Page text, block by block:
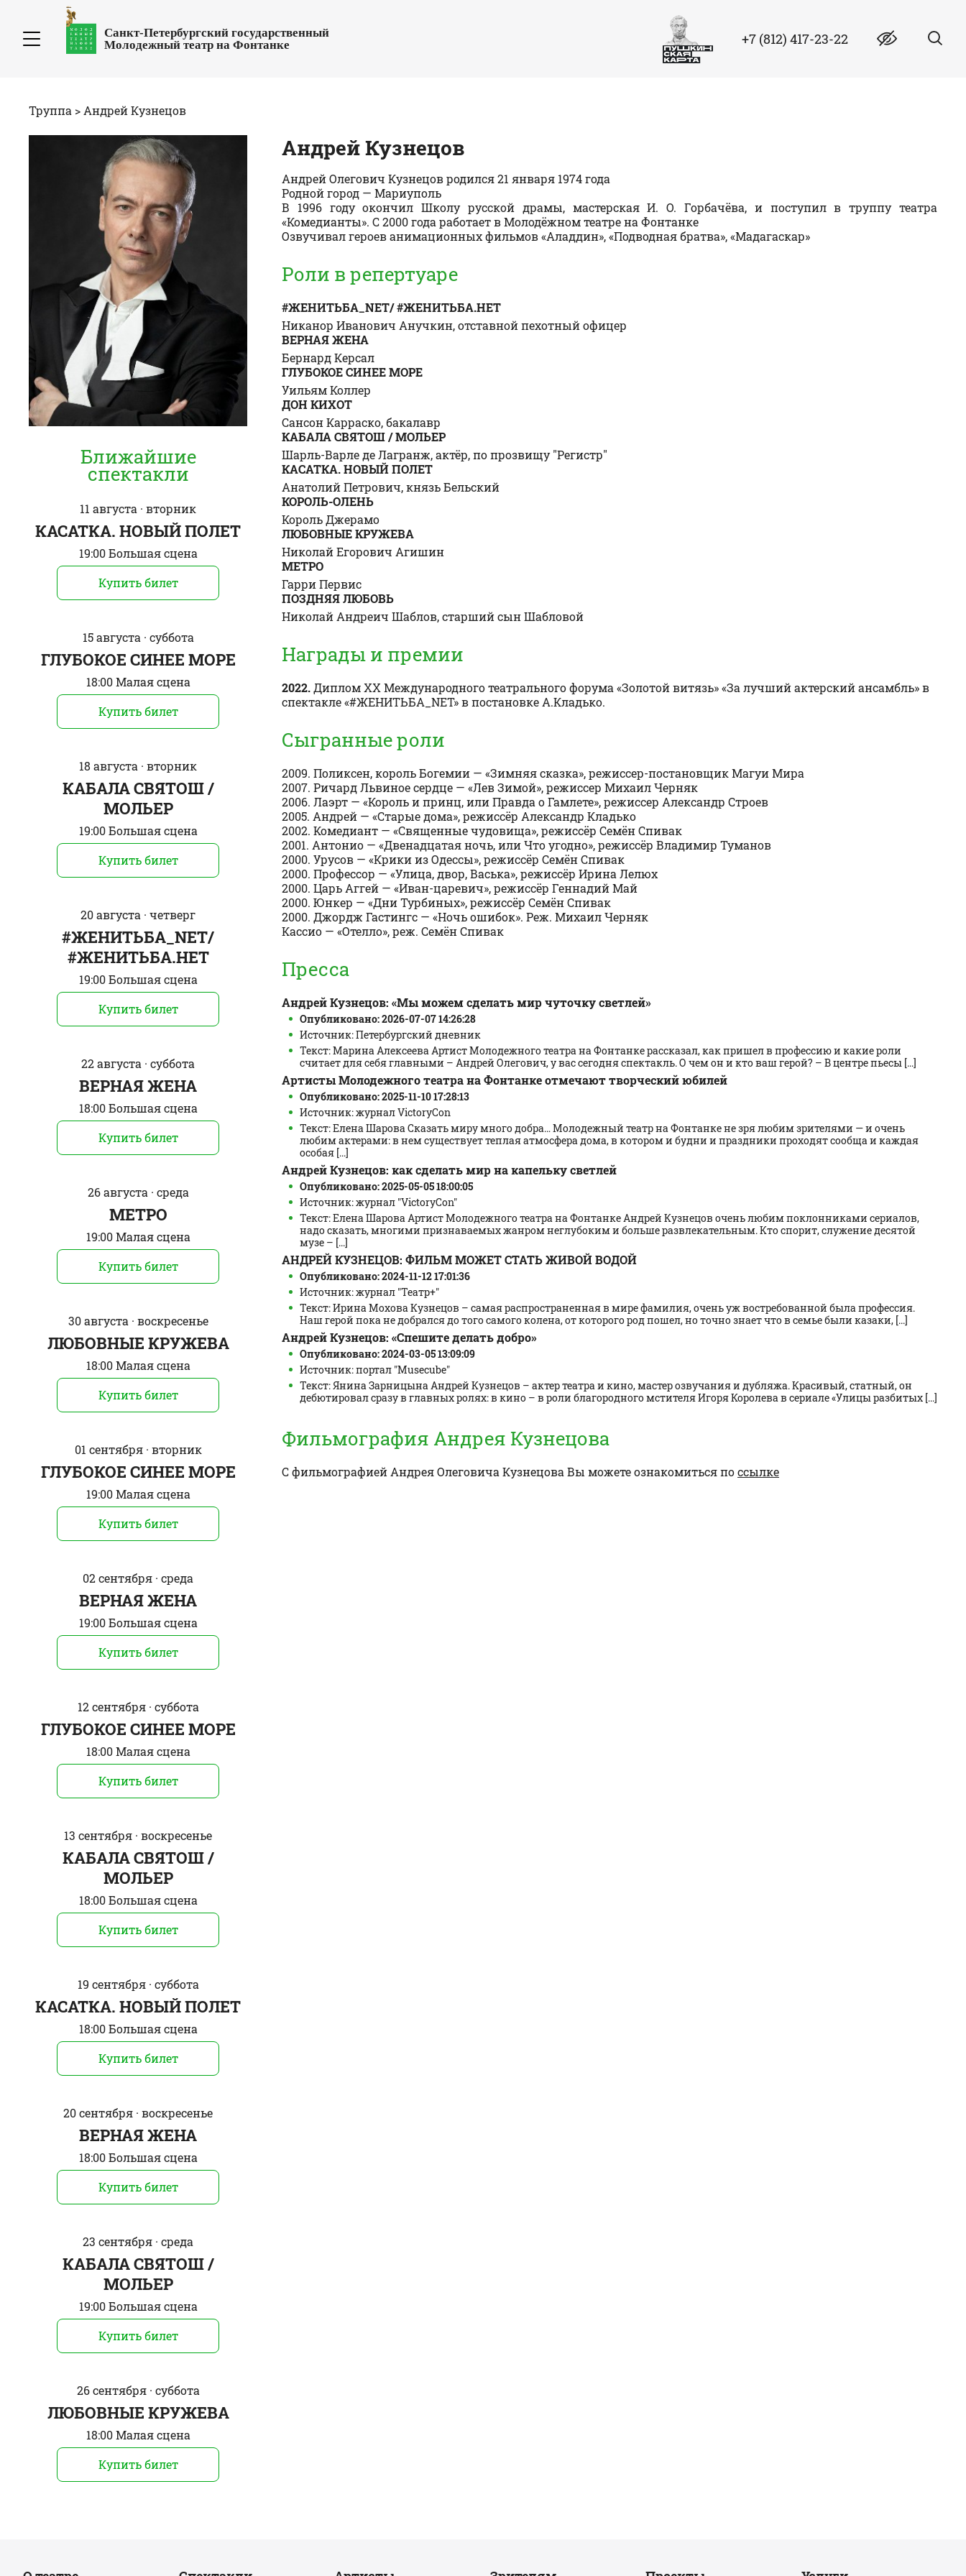
Санкт-Петербургский государственный
Молодежный театр на Фонтанке
+7 (812) 417-23-22
Труппа > АндрейКузнецов
Ближайшие
спектакли
11 августа · вторник
КАСАТКА. НОВЫЙ ПОЛЕТ
19:00 Большая сцена
Купить билет
15 августа · суббота
ГЛУБОКОЕ СИНЕЕ МОРЕ
18:00 Малая сцена
Купить билет
18 августа · вторник
КАБАЛА СВЯТОШ /
МОЛЬЕР
19:00 Большая сцена
Купить билет
20 августа · четверг
#ЖЕНИТЬБА_NET/
#ЖЕНИТЬБА.НЕТ
19:00 Большая сцена
Купить билет
22 августа · суббота
ВЕРНАЯ ЖЕНА
18:00 Большая сцена
Купить билет
26 августа · среда
МЕТРО
19:00 Малая сцена
Купить билет
30 августа · воскресенье
ЛЮБОВНЫЕ КРУЖЕВА
18:00 Малая сцена
Купить билет
01 сентября · вторник
ГЛУБОКОЕ СИНЕЕ МОРЕ
19:00 Малая сцена
Купить билет
02 сентября · среда
ВЕРНАЯ ЖЕНА
19:00 Большая сцена
Купить билет
12 сентября · суббота
ГЛУБОКОЕ СИНЕЕ МОРЕ
18:00 Малая сцена
Купить билет
13 сентября · воскресенье
КАБАЛА СВЯТОШ /
МОЛЬЕР
18:00 Большая сцена
Купить билет
19 сентября · суббота
КАСАТКА. НОВЫЙ ПОЛЕТ
18:00 Большая сцена
Купить билет
20 сентября · воскресенье
ВЕРНАЯ ЖЕНА
18:00 Большая сцена
Купить билет
23 сентября · среда
КАБАЛА СВЯТОШ /
МОЛЬЕР
19:00 Большая сцена
Купить билет
26 сентября · суббота
ЛЮБОВНЫЕ КРУЖЕВА
18:00 Малая сцена
Купить билет
АндрейКузнецов
Андрей Олегович Кузнецов родился 21 января 1974 года
Родной город — Мариуполь
В 1996 году окончил Школу русской драмы, мастерская И. О. Горбачёва, и поступил в труппу театра
«Комедианты». С 2000 года работает в Молодёжном театре на Фонтанке
Озвучивал героев анимационных фильмов «Аладдин», «Подводная братва», «Мадагаскар»
Роли в репертуаре
#ЖЕНИТЬБА_NET/ #ЖЕНИТЬБА.НЕТ
Никанор Иванович Анучкин, отставной пехотный офицер
ВЕРНАЯ ЖЕНА
Бернард Керсал
ГЛУБОКОЕ СИНЕЕ МОРЕ
Уильям Коллер
ДОН КИХОТ
Сансон Карраско, бакалавр
КАБАЛА СВЯТОШ / МОЛЬЕР
Шарль-Варле де Лагранж, актёр, по прозвищу "Регистр"
КАСАТКА. НОВЫЙ ПОЛЕТ
Анатолий Петрович, князь Бельский
КОРОЛЬ-ОЛЕНЬ
Король Джерамо
ЛЮБОВНЫЕ КРУЖЕВА
Николай Егорович Агишин
МЕТРО
Гарри Первис
ПОЗДНЯЯ ЛЮБОВЬ
Николай Андреич Шаблов, старший сын Шабловой
Награды и премии
2022.Диплом XX Международного театрального форума «Золотой витязь» «За лучший актерский ансамбль» в
спектакле «#ЖЕНИТЬБА_NET» в постановке А.Кладько.
Сыгранные роли
2009. Поликсен, король Богемии — «Зимняя сказка», режиссер-постановщик Магуи Мира
2007. Ричард Львиное сердце — «Лев Зимой», режиссер Михаил Черняк
2006. Лаэрт — «Король и принц, или Правда о Гамлете», режиссер Александр Строев
2005. Андрей — «Старые дома», режиссёр Александр Кладько
2002. Комедиант — «Священные чудовища», режиссёр Семён Спивак
2001. Антонио — «Двенадцатая ночь, или Что угодно», режиссёр Владимир Туманов
2000. Урусов — «Крики из Одессы», режиссёр Семён Спивак
2000. Профессор — «Улица, двор, Васька», режиссёр Ирина Лелюх
2000. Царь Аггей — «Иван-царевич», режиссёр Геннадий Май
2000. Юнкер — «Дни Турбиных», режиссёр Семён Спивак
2000. Джордж Гастингс — «Ночь ошибок». Реж. Михаил Черняк
Кассио — «Отелло», реж. Семён Спивак
Пресса
Андрей Кузнецов: «Мы можем сделать мир чуточку светлей»
Опубликовано: 2026-07-07 14:26:28
Источник: Петербургский дневник
Текст: Марина Алексеева Артист Молодежного театра на Фонтанке рассказал, как пришел в профессию и какие роли
считает для себя главными – Андрей Олегович, у вас сегодня спектакль. О чем он и кто ваш герой? – В центре пьесы [...]
Артисты Молодежного театра на Фонтанке отмечают творческий юбилей
Опубликовано: 2025-11-10 17:28:13
Источник: журнал VictoryCon
Текст: Елена Шарова Сказать миру много добра… Молодежный театр на Фонтанке не зря любим зрителями — и очень
любим актерами: в нем существует теплая атмосфера дома, в котором и будни и праздники проходят сообща и каждая
особая [...]
Андрей Кузнецов: как сделать мир на капельку светлей
Опубликовано: 2025-05-05 18:00:05
Источник: журнал "VictoryCon"
Текст: Елена Шарова Артист Молодежного театра на Фонтанке Андрей Кузнецов очень любим поклонниками сериалов,
надо сказать, многими признаваемых жанром неглубоким и больше развлекательным. Кто спорит, служение десятой
музе – [...]
АНДРЕЙ КУЗНЕЦОВ: ФИЛЬМ МОЖЕТ СТАТЬ ЖИВОЙ ВОДОЙ
Опубликовано: 2024-11-12 17:01:36
Источник: журнал "Театр+"
Текст: Ирина Мохова Кузнецов – самая распространенная в мире фамилия, очень уж востребованной была профессия.
Наш герой пока не добрался до того самого колена, от которого род пошел, но точно знает что в семье были казаки, [...]
Андрей Кузнецов: «Спешите делать добро»
Опубликовано: 2024-03-05 13:09:09
Источник: портал "Musecube"
Текст: Янина Зарницына Андрей Кузнецов – актер театра и кино, мастер озвучания и дубляжа. Красивый, статный, он
дебютировал сразу в главных ролях: в кино – в роли благородного мстителя Игоря Королева в сериале «Улицы разбитых [...]
Фильмография Андрея Кузнецова
С фильмографией Андрея Олеговича Кузнецова Вы можете ознакомиться поссылке